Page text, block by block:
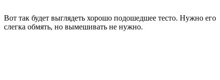
Вот так будет выглядеть хорошо подошедшее тесто. Нужно его
слегка обмять, но вымешивать не нужно.